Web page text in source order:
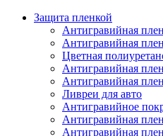
Защита пленкой
Антигравийная
Антигравийная
Цветная
Антигравийная
Антигравийная
Ливреи для авто
Антигравийное
Антигравийная
Антигравийная